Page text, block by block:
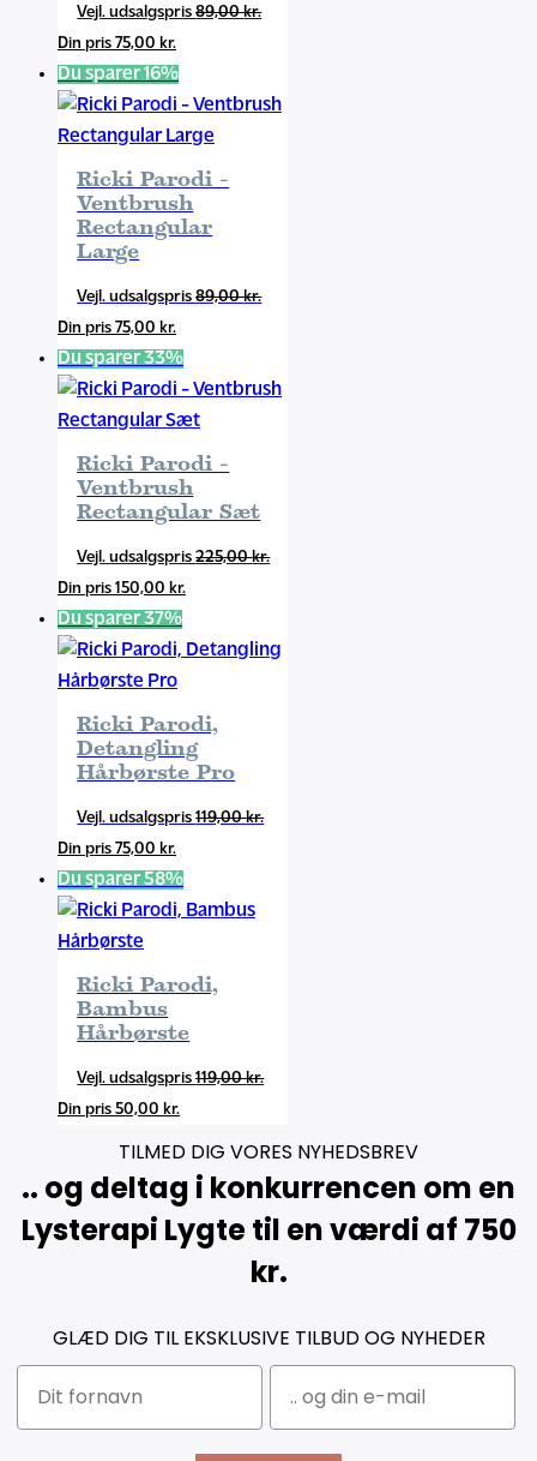
89,00kr.Den
var:
75,00 kr.Den
aktuelle
pris
er:
75,00 kr..
Du sparer 16%
Ricki Parodi -
Ventbrush
Rectangular
Large
89,00kr.Den
var:
75,00 kr.Den
aktuelle
pris
er:
75,00 kr..
Du sparer 33%
Ricki Parodi -
Ventbrush
Rectangular Sæt
225,00kr.Den
var:
150,00 kr.Den
pris
150,00 kr..
Du sparer 37%
Ricki Parodi,
Detangling
Hårbørste Pro
119,00kr.Den
75,00 kr.Den
aktuelle
pris
75,00 kr..
Du sparer 58%
Ricki Parodi,
Bambus
Hårbørste
119,00kr.Den
119,00 kr..
50,00 kr.Den
pris
er:
50,00 kr..
TILMED DIG VORES NYHEDSBREV
.. og deltag i konkurrencen om en
Lysterapi Lygte til en værdi af 750
kr.
GLÆD DIG TIL EKSKLUSIVE TILBUD OG NYHEDER